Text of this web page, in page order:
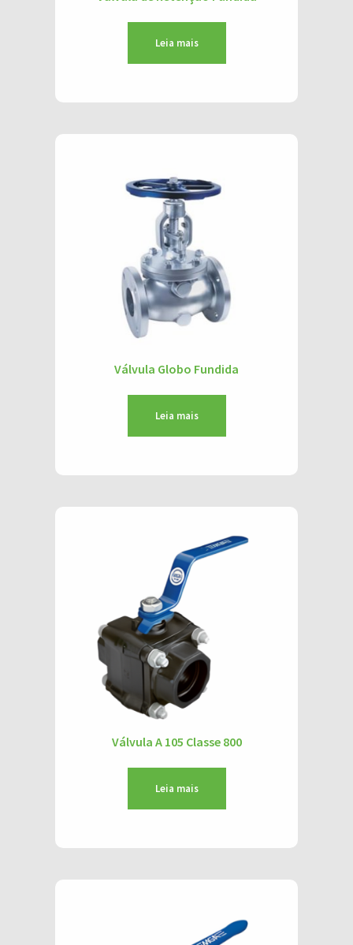
Leia mais
Válvula Globo Fundida
Leia mais
Válvula A 105 Classe 800
Leia mais